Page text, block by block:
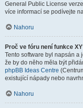
General Public License
více informací se podívejte
Nahoru
Proč ve fóru není funkce
Tento software byl napsán a
že by do něho měla být
phpBB Ideas Centre
existující nápady nebo
Nahoru